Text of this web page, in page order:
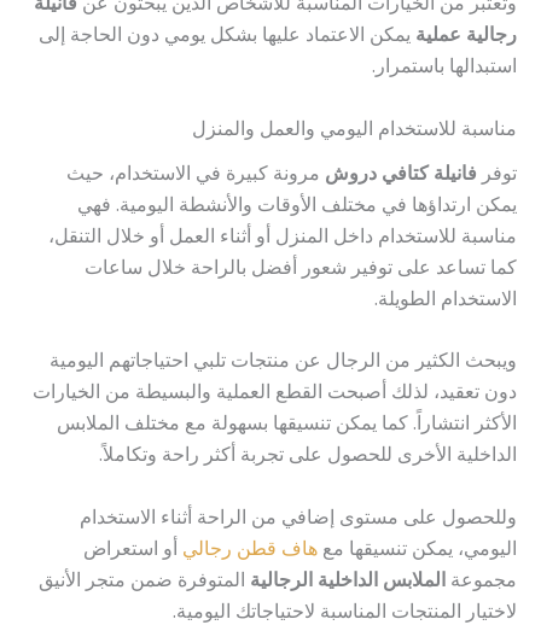
رجالية عملية يمكن الاعتماد عليها بشكل يومي دون الحاجة إلى
استبدالها باستمرار.
مناسبة للاستخدام اليومي والعمل والمنزل
توفر فانيلة كتافي دروش مرونة كبيرة في الاستخدام، حيث
يمكن ارتداؤها في مختلف الأوقات والأنشطة اليومية. فهي
مناسبة للاستخدام داخل المنزل أو أثناء العمل أو خلال التنقل،
كما تساعد على توفير شعور أفضل بالراحة خلال ساعات
الاستخدام الطويلة.
ويبحث الكثير من الرجال عن منتجات تلبي احتياجاتهم اليومية
دون تعقيد، لذلك أصبحت القطع العملية والبسيطة من الخيارات
الأكثر انتشاراً. كما يمكن تنسيقها بسهولة مع مختلف الملابس
الداخلية الأخرى للحصول على تجربة أكثر راحة وتكاملاً.
وللحصول على مستوى إضافي من الراحة أثناء الاستخدام
اليومي، يمكن تنسيقها مع هاف قطن رجالي أو استعراض
مجموعة الملابس الداخلية الرجالية المتوفرة ضمن متجر الأنيق
لاختيار المنتجات المناسبة لاحتياجاتك اليومية.